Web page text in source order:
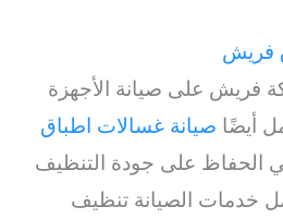
فريش
فريش على صيانة الأجهزة
أيضًا صيانة غسالات اطباق
الحفاظ على جودة التنظيف
خدمات الصيانة تنظيف